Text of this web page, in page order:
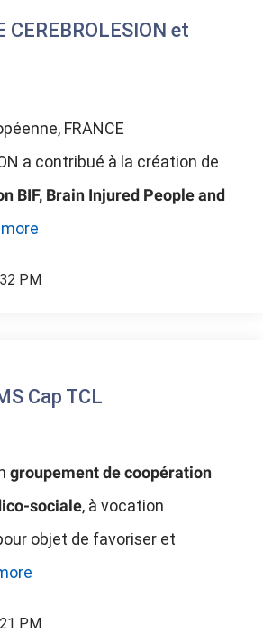
CEREBROLESION et
FRANCE
a contribué à la création de
BIF, Brain Injured People and
more
PM
Cap TCL
groupement de coopération
sociale, à vocation
objet de favoriser et
PM